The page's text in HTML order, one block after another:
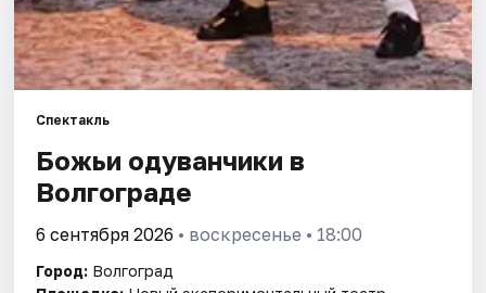
Спектакль
Божьи одуванчики в
Волгограде
6 сентября 2026 • воскресенье • 18:00
Город: Волгоград